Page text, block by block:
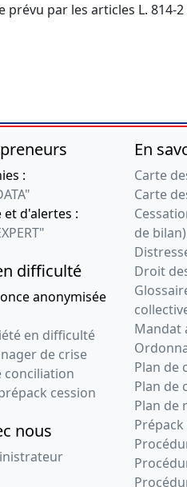
par les articles L. 814-2
:
et d'alertes :
difficulté
anonymisée
en difficulté
de crise
conciliation
cession
nous
En
Carte
Carte
de bilan)
Droit
Mandat
Plan de
Plan de
Plan de
Prépack